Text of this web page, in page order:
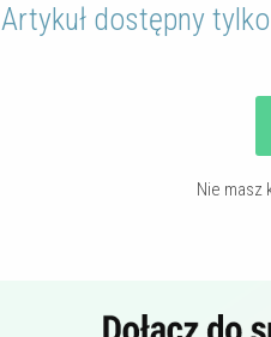
Artykuł dostępny tylko
Nie masz